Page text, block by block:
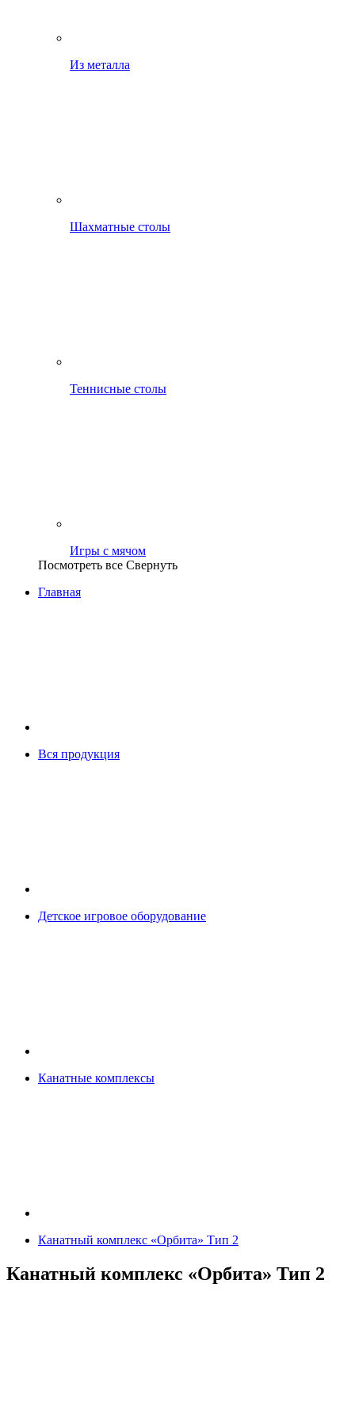
Из металла
Шахматные столы
Теннисные столы
Игры с мячом
Посмотреть все Свернуть
Главная
Вся продукция
Детское игровое оборудование
Канатные комплексы
Канатный комплекс «Орбита» Тип 2
Канатный комплекс «Орбита» Тип 2